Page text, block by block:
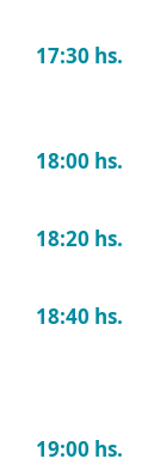
17:30 hs.
18:00 hs.
18:20 hs.
18:40 hs.
19:00 hs.